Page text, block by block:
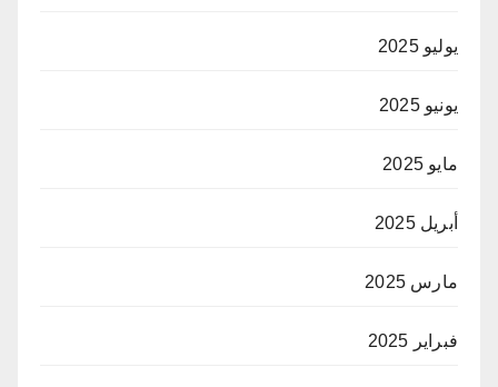
يوليو 2025
يونيو 2025
مايو 2025
أبريل 2025
مارس 2025
فبراير 2025